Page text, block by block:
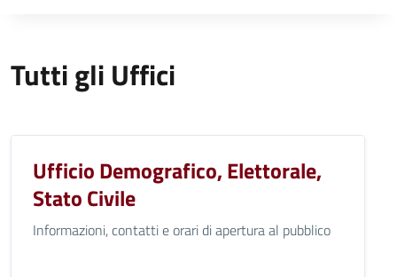
Tutti gli Uffici
Ufficio Demografico, Elettorale,
Stato Civile
Informazioni, contatti e orari di apertura al pubblico